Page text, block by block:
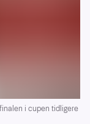
i cupen tidligere